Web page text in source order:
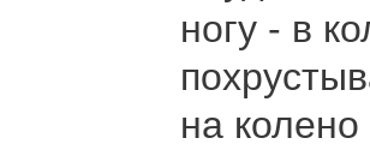
ногу - в
на колено